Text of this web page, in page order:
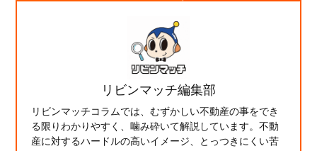
リビンマッチ編集部
リビンマッチコラムでは、むずかしい不動産の事をでき
る限りわかりやすく、噛み砕いて解説しています。不動
産に対するハードルの高いイメージ、とっつきにくい苦